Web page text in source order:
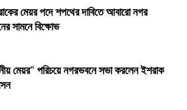
মেয়র পদে শপথের দাবিতে আবারো নগর
সামনে বিক্ষোভ
মেয়র" পরিচয়ে নগরভবনে সভা করলেন ইশরাক